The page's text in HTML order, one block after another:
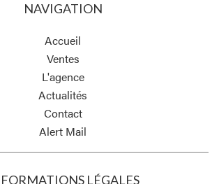
NAVIGATION
Accueil
Ventes
L'agence
Actualités
Contact
Alert Mail
LÉGALES